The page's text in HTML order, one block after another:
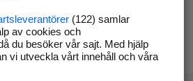
(122) samlar
av cookies och
du besöker vår sajt. Med hjälp
vi utveckla vårt innehåll och våra